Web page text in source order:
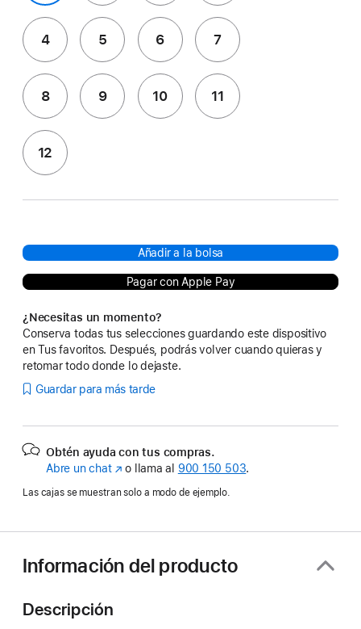
4 5 6 7
8 9 10 11
12
Añadir a la bolsa
Pagar con Apple Pay
¿Necesitas un momento?
Conserva todas tus selecciones guardando este dispositivo
en Tus favoritos. Después, podrás volver cuando quieras y
retomar todo donde lo dejaste.
Guardar para más tarde
Obtén ayuda con tus compras.
Abre un chat(Se
abre
ventana
o llama al 900 150 503.
Las cajas se muestran solo a modo de ejemplo.
Información del producto
Descripción